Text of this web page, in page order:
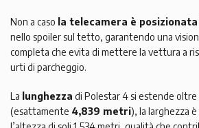
Non a caso la telecamera è
nello spoiler sul tetto, garantendo una
completa che evita di mettere la vettura a
urti di parcheggio.
La lunghezza di Polestar 4 si estende
(esattamente 4,839 metri), la larghezza